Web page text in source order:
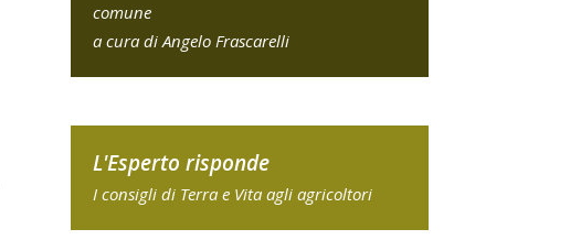
comune
a cura di Angelo Frascarelli
L'Esperto risponde
I consigli di Terra e Vita agli agricoltori